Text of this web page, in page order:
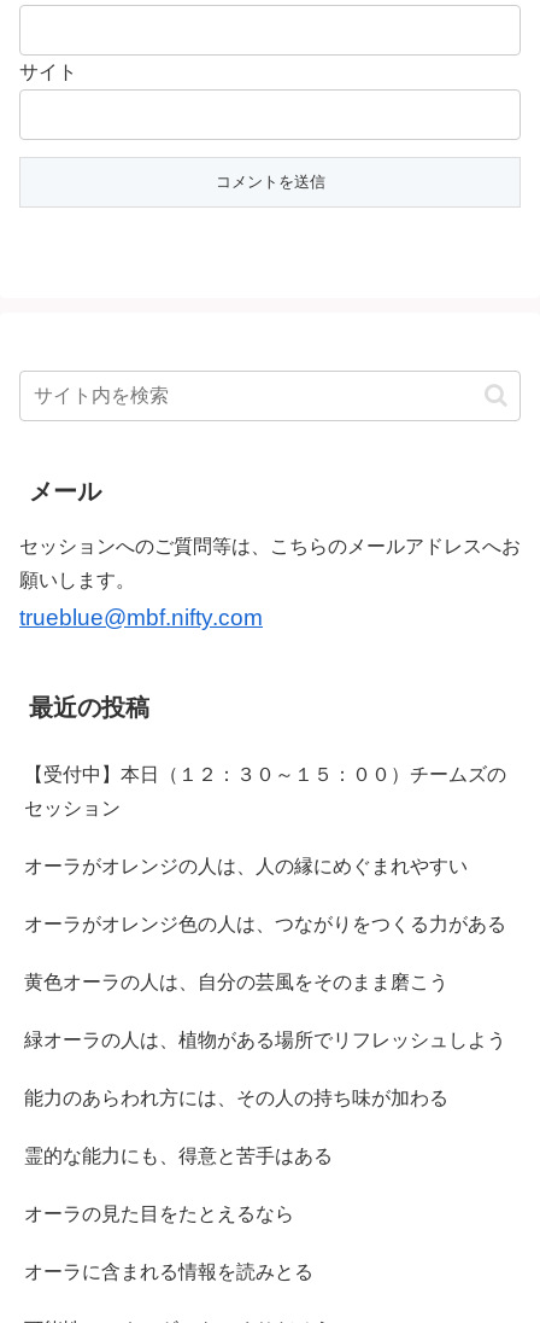
サイト
メール
セッションへのご質問等は、こちらのメールアドレスへお
願いします。
trueblue@mbf.nifty.com
最近の投稿
【受付中】本日（１２：３０～１５：００）チームズの
セッション
オーラがオレンジの人は、人の縁にめぐまれやすい
オーラがオレンジ色の人は、つながりをつくる力がある
黄色オーラの人は、自分の芸風をそのまま磨こう
緑オーラの人は、植物がある場所でリフレッシュしよう
能力のあらわれ方には、その人の持ち味が加わる
霊的な能力にも、得意と苦手はある
オーラの見た目をたとえるなら
オーラに含まれる情報を読みとる